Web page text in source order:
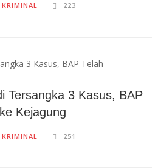
KRIMINAL 223
Tersangka 3 Kasus, BAP
Kejagung
KRIMINAL 251